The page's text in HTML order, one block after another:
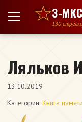
Перейти к содержимому
3-
130
Ляльков
13.10.2019
Категории: Книга памяти